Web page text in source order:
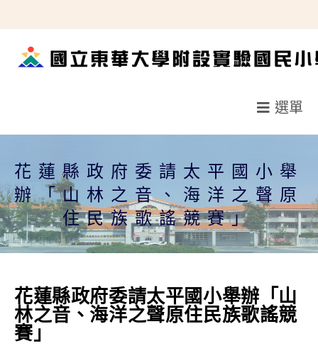
轉
選單
花蓮縣政府委請太平國小舉
辦「山林之音、海洋之聲原
住民族歌謠競賽」
花蓮縣政府委請太平國小舉辦「山
林之音、海洋之聲原住民族歌謠競
賽」